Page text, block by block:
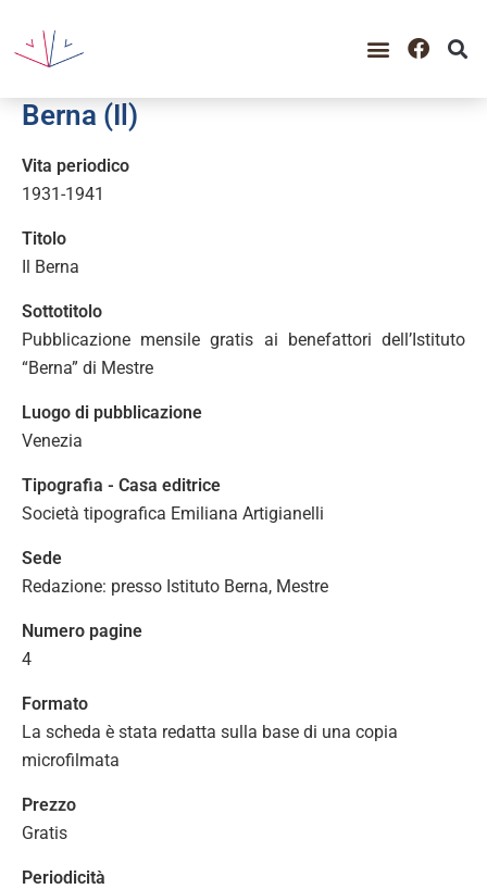
Berna (Il)
Vita periodico
1931-1941
Titolo
Il Berna
Sottotitolo
Pubblicazione mensile gratis ai benefattori dell’Istituto
“Berna” di Mestre
Luogo di pubblicazione
Venezia
Tipografia - Casa editrice
Società tipografica Emiliana Artigianelli
Sede
Redazione: presso Istituto Berna, Mestre
Numero pagine
4
Formato
La scheda è stata redatta sulla base di una copia
microfilmata
Prezzo
Gratis
Periodicità